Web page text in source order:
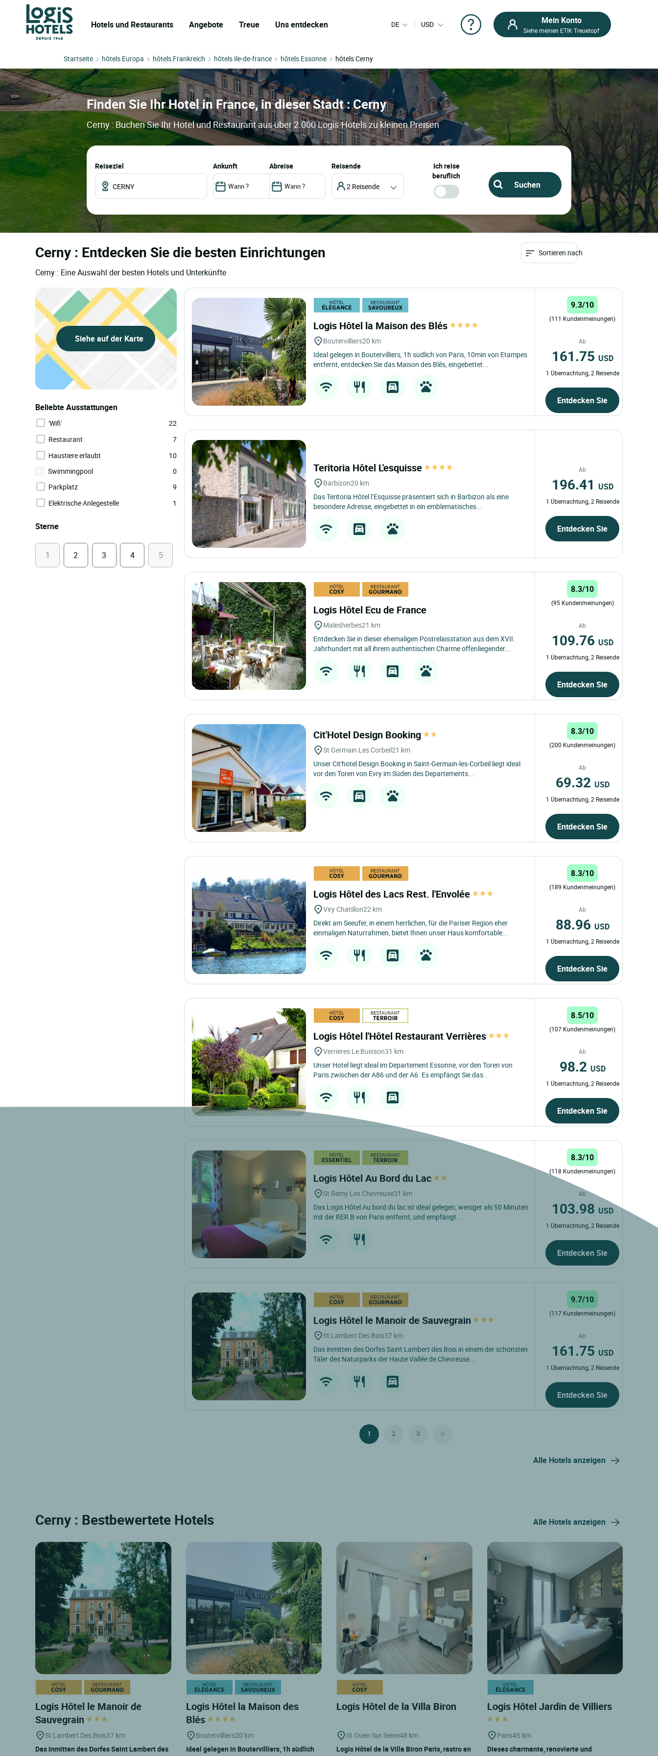
Hotels und Restaurants Angebote Treue Uns entdecken DE USD Mein Konto
Siehe meinen ETIK Treuetopf
Startseite hôtels Europa hôtels Frankreich hôtels Ile-de-france hôtels Essonne hôtels Cerny
Finden Sie Ihr Hotel in France, in dieser Stadt : Cerny
Cerny : Buchen Sie Ihr Hotel und Restaurant aus über 2.000 Logis-Hotels zu kleinen Preisen
Reiseziel ankunft abreise Reisende
2 Reisende
Ich reise
beruflich
Cerny : Entdecken Sie die besten Einrichtungen
Cerny : Eine Auswahl der besten Hotels und Unterkünfte
Sortieren nach
Siehe auf der Karte
Beliebte Ausstattungen
'Wifi'
22
Restaurant
7
Haustiere erlaubt
10
Swimmingpool
0
Parkplatz
9
Elektrische Anlegestelle
1
Sterne
1 2 3 4 5
Logis Hôtel la Maison des Blés
Boutervilliers20 km
Ideal gelegen in Boutervilliers, 1h südlich von Paris, 10min von Etampes
entfernt, entdecken Sie das Maison des Blés, eingebettet...
9.3/10
(111 Kundenmeinungen)
Ab
161.75 USD
1 Übernachtung, 2 Reisende
Entdecken Sie
Teritoria Hôtel L'esquisse
Barbizon20 km
Das Teritoria Hôtel l’Esquisse präsentiert sich in Barbizon als eine
besondere Adresse, eingebettet in ein emblematisches...
Ab
196.41 USD
1 Übernachtung, 2 Reisende
Entdecken Sie
Logis Hôtel Ecu de France
Malesherbes21 km
Entdecken Sie in dieser ehemaligen Postrelaisstation aus dem XVII.
Jahrhundert mit all ihrem authentischen Charme offenliegender...
8.3/10
(95 Kundenmeinungen)
Ab
109.76 USD
1 Übernachtung, 2 Reisende
Entdecken Sie
Cit'Hotel Design Booking
St Germain Les Corbeil21 km
Unser Cit'hotel Design Booking in Saint-Germain-les-Corbeil liegt ideal
vor den Toren von Evry im Süden des Departements...
8.3/10
(200 Kundenmeinungen)
Ab
69.32 USD
1 Übernachtung, 2 Reisende
Entdecken Sie
Logis Hôtel des Lacs Rest. l'Envolée
Viry Chatillon22 km
Direkt am Seeufer, in einem herrlichen, für die Pariser Region eher
einmaligen Naturrahmen, bietet Ihnen unser Haus komfortable...
8.3/10
(189 Kundenmeinungen)
Ab
88.96 USD
1 Übernachtung, 2 Reisende
Entdecken Sie
Logis Hôtel l'Hôtel Restaurant Verrières
Verrieres Le Buisson31 km
Unser Hotel liegt ideal im Departement Essonne, vor den Toren von
Paris zwischen der A86 und der A6. Es empfängt Sie das...
8.5/10
(107 Kundenmeinungen)
Ab
98.2 USD
1 Übernachtung, 2 Reisende
Entdecken Sie
Logis Hôtel Au Bord du Lac
St Remy Les Chevreuse31 km
Das Logis Hôtel Au bord du lac ist ideal gelegen, weniger als 50 Minuten
mit der RER B von Paris entfernt, und empfängt...
8.3/10
(118 Kundenmeinungen)
Ab
103.98 USD
1 Übernachtung, 2 Reisende
Entdecken Sie
Logis Hôtel le Manoir de Sauvegrain
St Lambert Des Bois37 km
Das inmitten des Dorfes Saint Lambert des Bois in einem der schönsten
Täler des Naturparks der Haute Vallée de Chevreuse...
9.7/10
(117 Kundenmeinungen)
Ab
161.75 USD
1 Übernachtung, 2 Reisende
Entdecken Sie
1 2 3
Alle Hotels anzeigen
Cerny : Bestbewertete Hotels Alle Hotels anzeigen
Logis Hôtel le Manoir de
Sauvegrain
St Lambert Des Bois37 km
Das inmitten des Dorfes Saint Lambert des
Logis Hôtel la Maison des
Blés
Boutervilliers20 km
Ideal gelegen in Boutervilliers, 1h südlich
Logis Hôtel de la Villa Biron
St Ouen Sur Seine48 km
Logis Hôtel de la Villa Biron Paris, rastro en
Logis Hôtel Jardin de Villiers
Paris45 km
Dieses charmante, renovierte und